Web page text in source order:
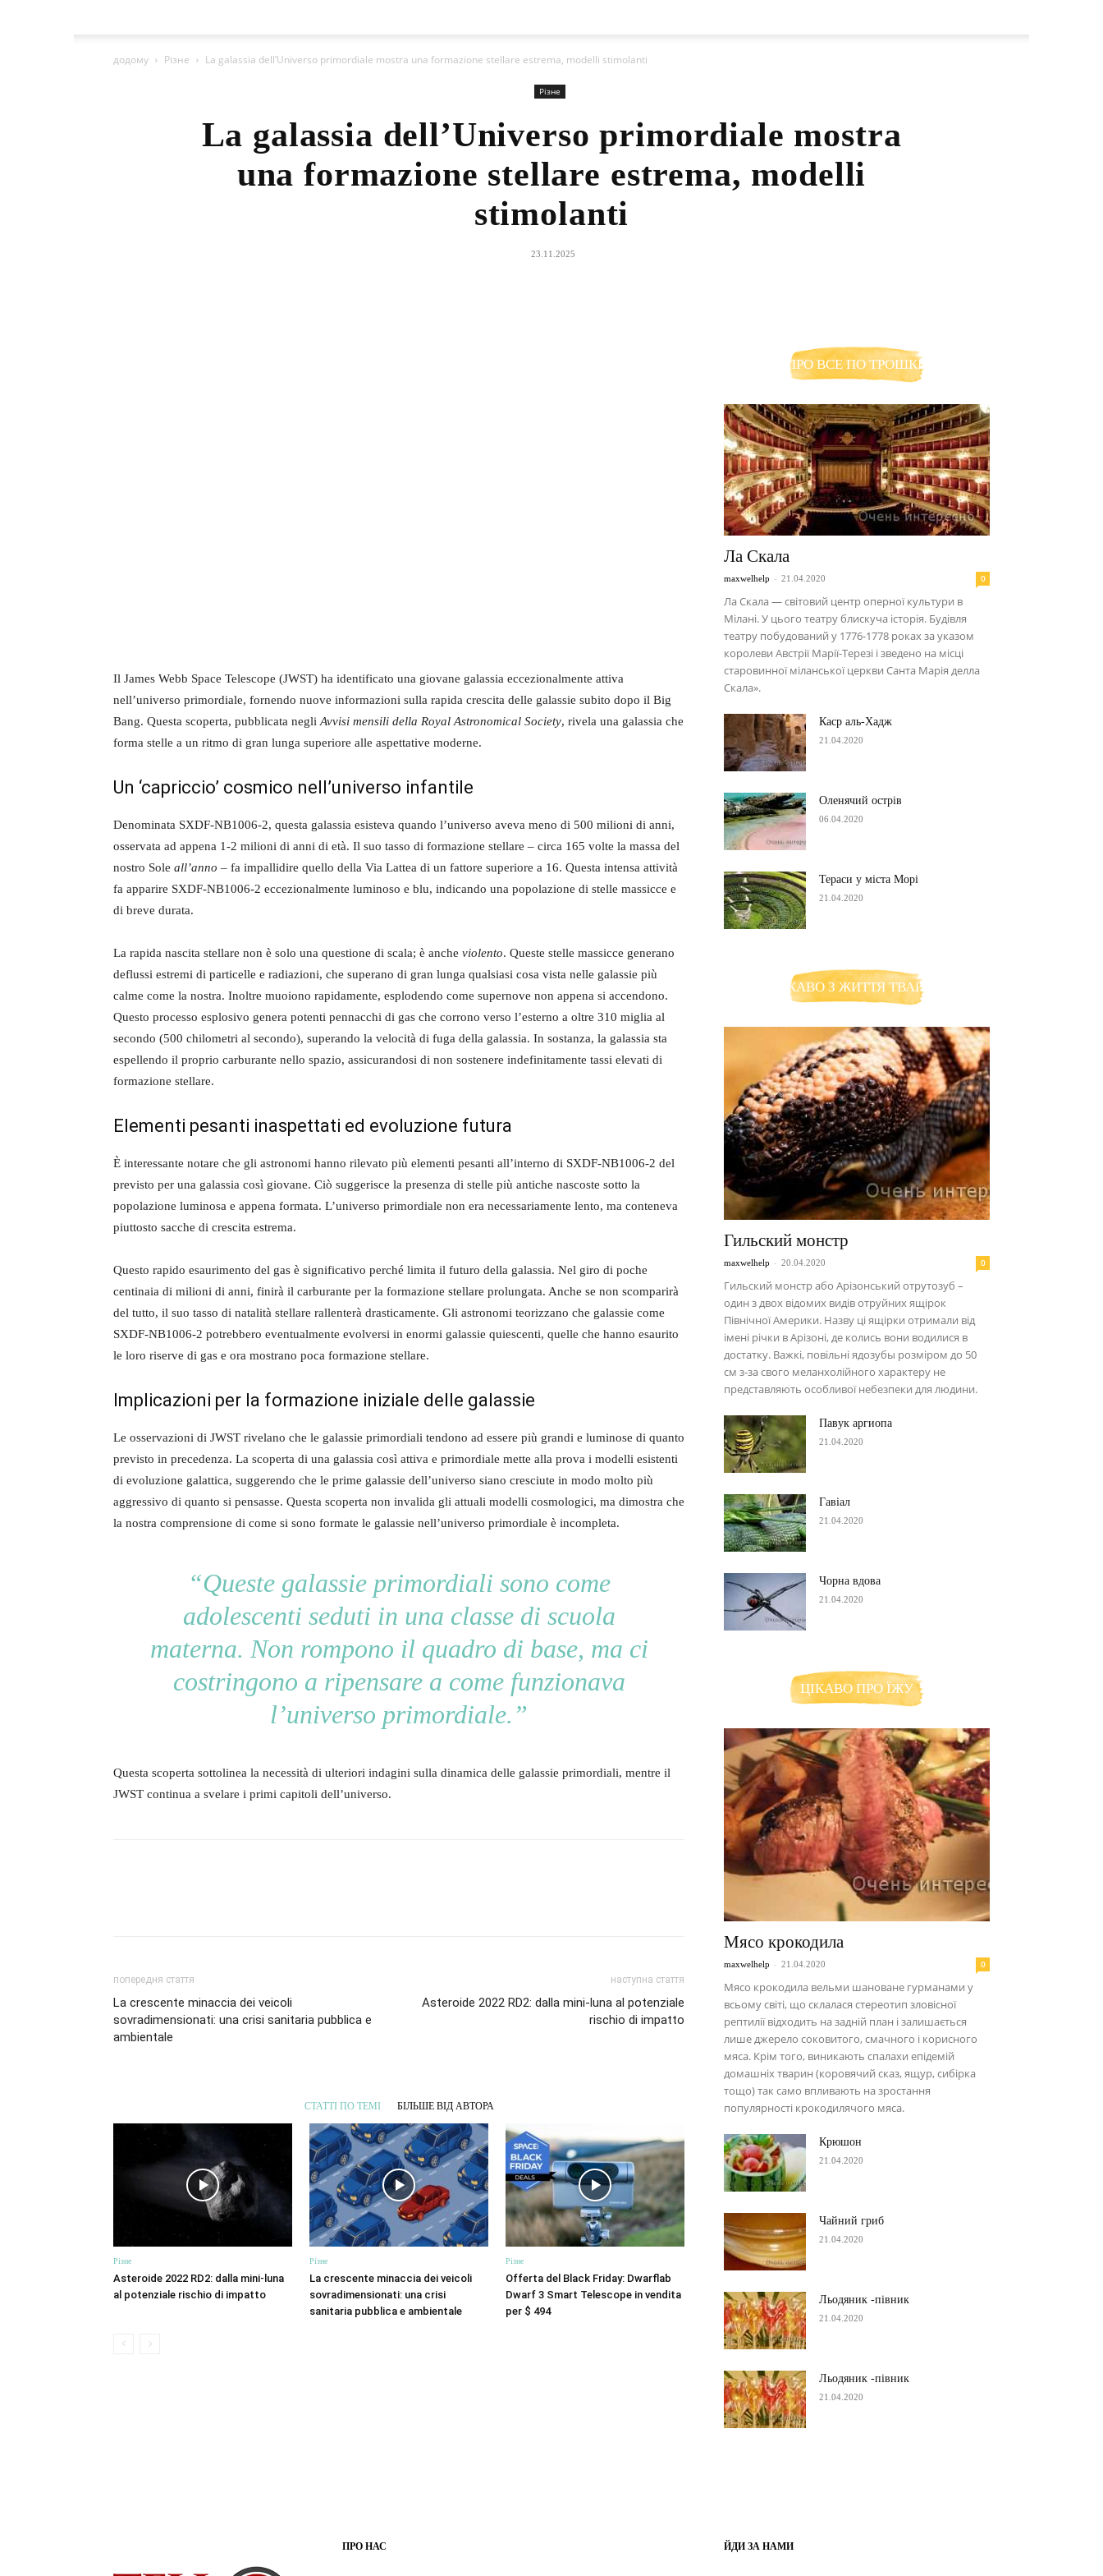
додому Різне La galassia dell’Universo primordiale mostra una formazione stellare estrema, modelli stimolanti
Різне
La galassia dell’Universo primordiale mostra
una formazione stellare estrema, modelli
stimolanti
23.11.2025
Il James Webb Space Telescope (JWST) ha identificato una giovane galassia eccezionalmente attiva
nell’universo primordiale, fornendo nuove informazioni sulla rapida crescita delle galassie subito dopo il Big
Bang. Questa scoperta, pubblicata negli Avvisi mensili della Royal Astronomical Society, rivela una galassia che
forma stelle a un ritmo di gran lunga superiore alle aspettative moderne.
Un ‘capriccio’ cosmico nell’universo infantile
Denominata SXDF-NB1006-2, questa galassia esisteva quando l’universo aveva meno di 500 milioni di anni,
osservata ad appena 1-2 milioni di anni di età. Il suo tasso di formazione stellare – circa 165 volte la massa del
nostro Sole all’anno – fa impallidire quello della Via Lattea di un fattore superiore a 16. Questa intensa attività
fa apparire SXDF-NB1006-2 eccezionalmente luminoso e blu, indicando una popolazione di stelle massicce e
di breve durata.
La rapida nascita stellare non è solo una questione di scala; è anche violento. Queste stelle massicce generano
deflussi estremi di particelle e radiazioni, che superano di gran lunga qualsiasi cosa vista nelle galassie più
calme come la nostra. Inoltre muoiono rapidamente, esplodendo come supernove non appena si accendono.
Questo processo esplosivo genera potenti pennacchi di gas che corrono verso l’esterno a oltre 310 miglia al
secondo (500 chilometri al secondo), superando la velocità di fuga della galassia. In sostanza, la galassia sta
espellendo il proprio carburante nello spazio, assicurandosi di non sostenere indefinitamente tassi elevati di
formazione stellare.
Elementi pesanti inaspettati ed evoluzione futura
È interessante notare che gli astronomi hanno rilevato più elementi pesanti all’interno di SXDF-NB1006-2 del
previsto per una galassia così giovane. Ciò suggerisce la presenza di stelle più antiche nascoste sotto la
popolazione luminosa e appena formata. L’universo primordiale non era necessariamente lento, ma conteneva
piuttosto sacche di crescita estrema.
Questo rapido esaurimento del gas è significativo perché limita il futuro della galassia. Nel giro di poche
centinaia di milioni di anni, finirà il carburante per la formazione stellare prolungata. Anche se non scomparirà
del tutto, il suo tasso di natalità stellare rallenterà drasticamente. Gli astronomi teorizzano che galassie come
SXDF-NB1006-2 potrebbero eventualmente evolversi in enormi galassie quiescenti, quelle che hanno esaurito
le loro riserve di gas e ora mostrano poca formazione stellare.
Implicazioni per la formazione iniziale delle galassie
Le osservazioni di JWST rivelano che le galassie primordiali tendono ad essere più grandi e luminose di quanto
previsto in precedenza. La scoperta di una galassia così attiva e primordiale mette alla prova i modelli esistenti
di evoluzione galattica, suggerendo che le prime galassie dell’universo siano cresciute in modo molto più
aggressivo di quanto si pensasse. Questa scoperta non invalida gli attuali modelli cosmologici, ma dimostra che
la nostra comprensione di come si sono formate le galassie nell’universo primordiale è incompleta.
“Queste galassie primordiali sono come
adolescenti seduti in una classe di scuola
materna. Non rompono il quadro di base, ma ci
costringono a ripensare a come funzionava
l’universo primordiale.”
Questa scoperta sottolinea la necessità di ulteriori indagini sulla dinamica delle galassie primordiali, mentre il
JWST continua a svelare i primi capitoli dell’universo.
попередня стаття
La crescente minaccia dei veicoli
sovradimensionati: una crisi sanitaria pubblica e
ambientale
наступна стаття
Asteroide 2022 RD2: dalla mini-luna al potenziale
rischio di impatto
СТАТТІ ПО ТЕМІ БІЛЬШЕ ВІД АВТОРА
Різне
Asteroide 2022 RD2: dalla mini-luna
al potenziale rischio di impatto
Різне
La crescente minaccia dei veicoli
sovradimensionati: una crisi
sanitaria pubblica e ambientale
Різне
Offerta del Black Friday: Dwarflab
Dwarf 3 Smart Telescope in vendita
per $ 494
ПРО ВСЕ ПО ТРОШКИ
Ла Скала
maxwelhelp - 21.04.2020 0
Ла Скала — світовий центр оперної культури в
Мілані. У цього театру блискуча історія. Будівля
театру побудований у 1776-1778 роках за указом
королеви Австрії Марії-Терезі і зведено на місці
старовинної міланської церкви Санта Марія делла
Скала».
Каср аль-Хадж
21.04.2020
Оленячий острів
06.04.2020
Тераси у міста Морі
21.04.2020
ЦІКАВО З ЖИТТЯ ТВАРИН
Гильский монстр
maxwelhelp - 20.04.2020 0
Гильский монстр або Арізонський отрутозуб –
один з двох відомих видів отруйних ящірок
Північної Америки. Назву ці ящірки отримали від
імені річки в Арізоні, де колись вони водилися в
достатку. Важкі, повільні ядозубы розміром до 50
см з-за свого меланхолійного характеру не
представляють особливої небезпеки для людини.
Павук аргиопа
21.04.2020
Гавіал
21.04.2020
Чорна вдова
21.04.2020
ЦІКАВО ПРО ЇЖУ
Мясо крокодила
maxwelhelp - 21.04.2020 0
Мясо крокодила вельми шановане гурманами у
всьому світі, що склалася стереотип зловісної
рептилії відходить на задній план і залишається
лише джерело соковитого, смачного і корисного
мяса. Крім того, виникають спалахи епідемій
домашніх тварин (коровячий сказ, ящур, сибірка
тощо) так само впливають на зростання
популярності крокодилячого мяса.
Крюшон
21.04.2020
Чайний гриб
21.04.2020
Льодяник -півник
21.04.2020
Льодяник -півник
21.04.2020
ПРО НАС ЙДИ ЗА НАМИ